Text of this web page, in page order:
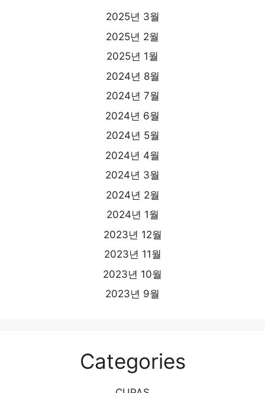
2025년 3월
2025년 2월
2025년 1월
2024년 8월
2024년 7월
2024년 6월
2024년 5월
2024년 4월
2024년 3월
2024년 2월
2024년 1월
2023년 12월
2023년 11월
2023년 10월
2023년 9월
Categories